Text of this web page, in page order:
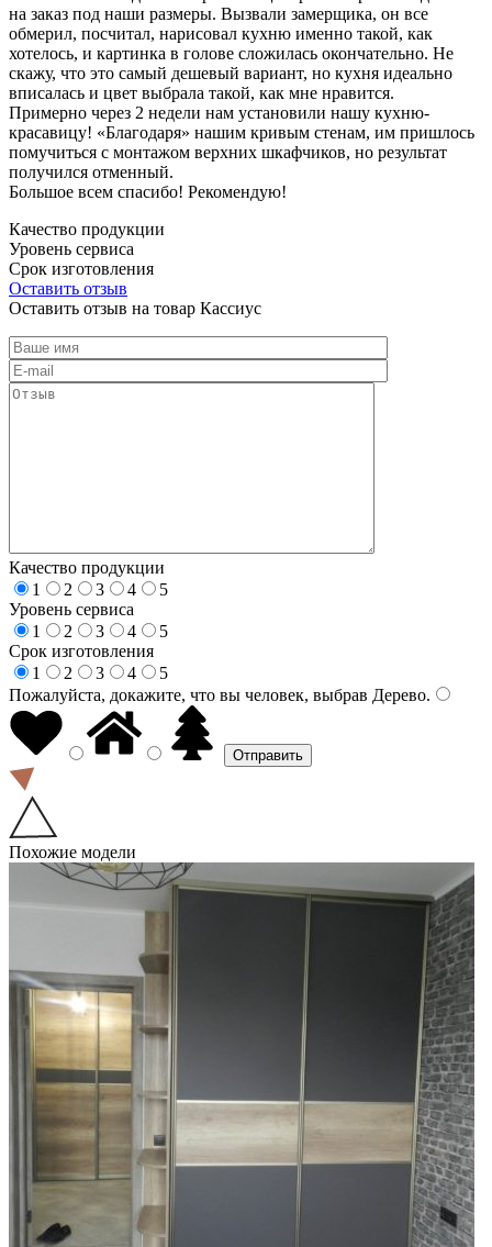
на заказ под наши размеры. Вызвали замерщика, он все
обмерил, посчитал, нарисовал кухню именно такой, как
хотелось, и картинка в голове сложилась окончательно. Не
скажу, что это самый дешевый вариант, но кухня идеально
вписалась и цвет выбрала такой, как мне нравится.
Примерно через 2 недели нам установили нашу кухню-
красавицу! «Благодаря» нашим кривым стенам, им пришлось
помучиться с монтажом верхних шкафчиков, но результат
получился отменный.
Большое всем спасибо! Рекомендую!
Качество продукции
Уровень сервиса
Срок изготовления
Оставить отзыв
Оставить отзыв на товар Кассиус
Качество продукции
1
2 3 4
5
Уровень сервиса
1
2 3 4
5
Срок изготовления
1
2 3 4
5
Пожалуйста, докажите, что вы человек, выбрав Дерево.
Похожие модели